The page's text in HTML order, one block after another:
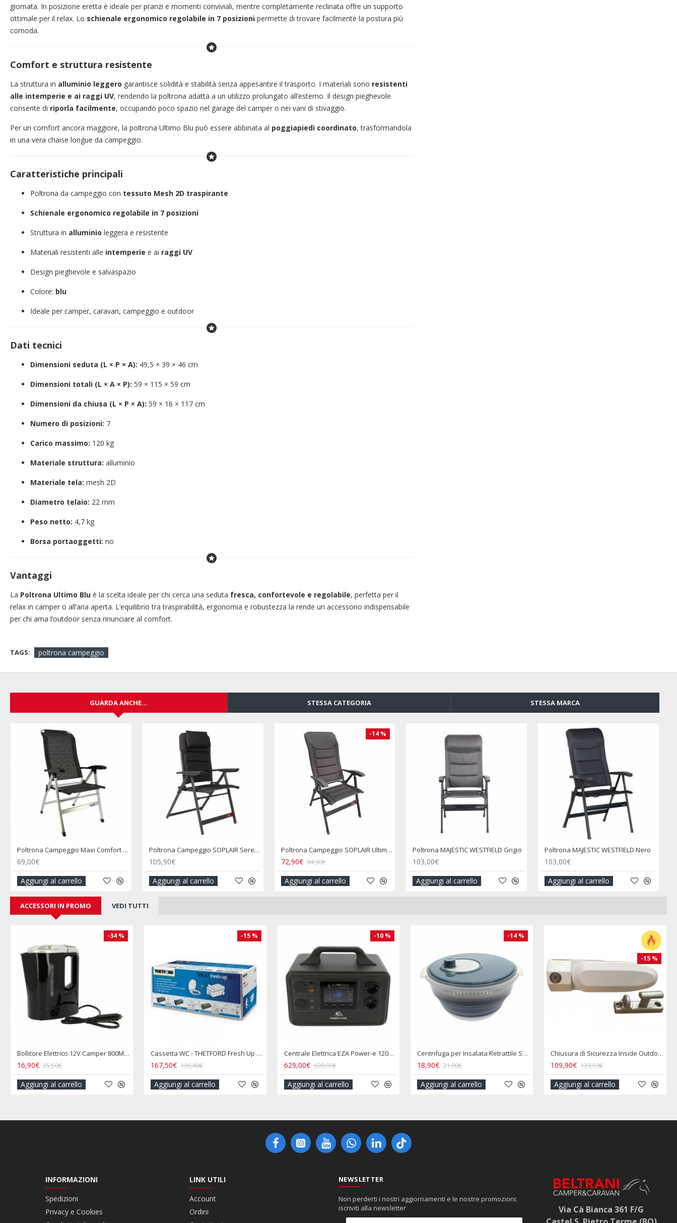
giornata. In posizione eretta è ideale per pranzi e momenti conviviali, mentre completamente reclinata offre un supporto
ottimale per il relax. Lo schienale ergonomico regolabile in 7 posizioni permette di trovare facilmente la postura più
comoda.
Comfort e struttura resistente
La struttura in alluminio leggero garantisce solidità e stabilità senza appesantire il trasporto. I materiali sono resistenti
alle intemperie e ai raggi UV, rendendo la poltrona adatta a un utilizzo prolungato all’esterno. Il design pieghevole
consente di riporla facilmente, occupando poco spazio nel garage del camper o nei vani di stivaggio.
Per un comfort ancora maggiore, la poltrona Ultimo Blu può essere abbinata al poggiapiedi coordinato, trasformandola
in una vera chaise longue da campeggio.
Caratteristiche principali
Poltrona da campeggio con tessuto Mesh 2D traspirante
Schienale ergonomico regolabile in 7 posizioni
Struttura in alluminio leggera e resistente
Materiali resistenti alle intemperie e ai raggi UV
Design pieghevole e salvaspazio
Colore: blu
Ideale per camper, caravan, campeggio e outdoor
Dati tecnici
Dimensioni seduta (L × P × A): 49,5 × 39 × 46 cm
Dimensioni totali (L × A × P): 59 × 115 × 59 cm
Dimensioni da chiusa (L × P × A): 59 × 16 × 117 cm
Numero di posizioni: 7
Carico massimo: 120 kg
Materiale struttura: alluminio
Materiale tela: mesh 2D
Diametro telaio: 22 mm
Peso netto: 4,7 kg
Borsa portaoggetti: no
Vantaggi
La Poltrona Ultimo Blu è la scelta ideale per chi cerca una seduta fresca, confortevole e regolabile, perfetta per il
relax in camper o all’aria aperta. L’equilibrio tra traspirabilità, ergonomia e robustezza la rende un accessorio indispensabile
per chi ama l’outdoor senza rinunciare al comfort.
TAGS: poltrona campeggio
GUARDA ANCHE... STESSA CATEGORIA STESSA MARCA
Poggiapiedi Nero per Poltrona MAJESTIC WESTFIELD
49,90€
Aggiungi al carrello
Poggiapiedi Nero per Poltrone Comfort e Comfort Maxi
29,90€
Aggiungi al carrello
-15 %
Poggiapiedi per Poltrona Ultimo Blu
33,90€ 39,90€
Aggiungi al carrello
33,90€
Aggiungi al carrello
Poggiatesta Nero per Poltrone
9,00€
Aggiungi al carrello
ACCESSORI IN PROMO VEDI TUTTI
-15 %
Chiusura di Sicurezza Inside Outdoor Lock - THULE Contenitore Alimenti Pieghevole Silicone Tipo Tupperware
Aggiungi al carrello
Copertura Impermeabile per Portabici Posteriore Camper 2–3 Biciclette
29,90€
Aggiungi al carrello
Copertura Impermeabile per Portabici Posteriore Camper 4 Biciclette
33,90€
Aggiungi al carrello
-28 %
Coppia di Filtri Gas - TRUMA
Aggiungi al carrello
33,50€
Aggiungi al carrello
INFORMAZIONI
Spedizioni
Privacy e Cookies
LINK UTILI
Account
Ordini
NEWSLETTER
Non perderti i nostri aggiornamenti e le nostre promozioni:
iscriviti alla newsletter
Via Cà Bianca 361 F/G